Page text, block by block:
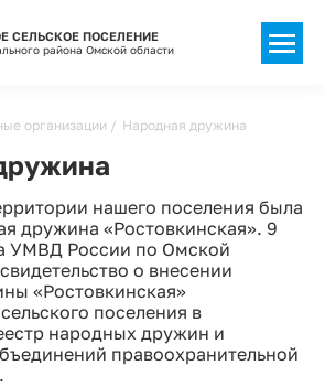
СЕЛЬСКОЕ ПОСЕЛЕНИЕ
района Омской области
организации Народная дружина
нашего поселения была
дружина «Ростовкинская». 9
УМВД России по Омской
о внесении
«Ростовкинская»
поселения в
народных дружин и
правоохранительной